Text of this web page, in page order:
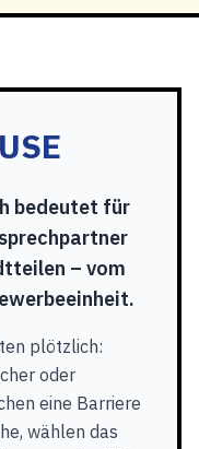
bedeutet für
– vom
plötzlich:
oder
eine Barriere
wählen das